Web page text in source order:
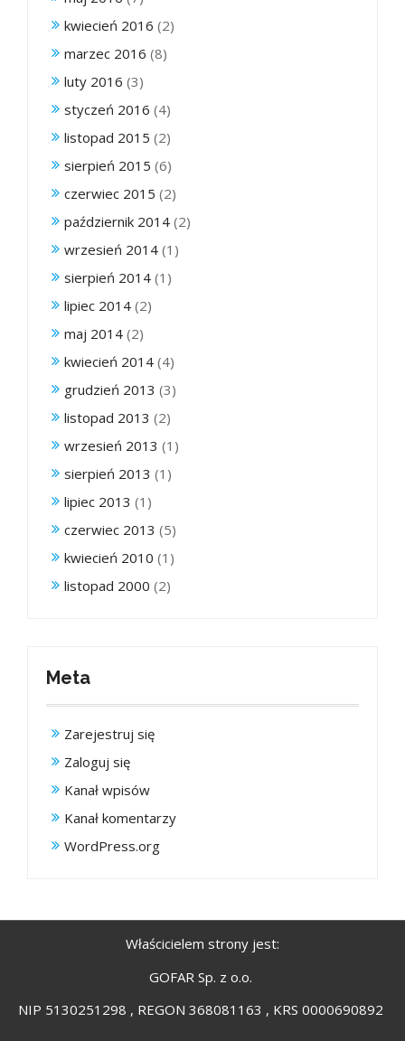
kwiecień 2016 (2)
marzec 2016 (8)
luty 2016 (3)
styczeń 2016 (4)
listopad 2015 (2)
sierpień 2015 (6)
czerwiec 2015 (2)
październik 2014 (2)
wrzesień 2014 (1)
sierpień 2014 (1)
lipiec 2014 (2)
maj 2014 (2)
kwiecień 2014 (4)
grudzień 2013 (3)
listopad 2013 (2)
wrzesień 2013 (1)
sierpień 2013 (1)
lipiec 2013 (1)
czerwiec 2013 (5)
kwiecień 2010 (1)
listopad 2000 (2)
Meta
Zarejestruj się
Zaloguj się
Kanał wpisów
Kanał komentarzy
WordPress.org
Właścicielem strony jest:
GOFAR Sp. z o.o.
NIP 5130251298 , REGON 368081163 , KRS 0000690892